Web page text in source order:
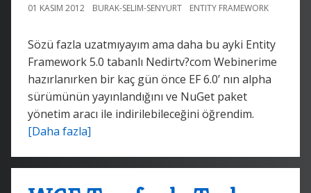
01 KASIM 2012 BURAK-SELIM-SENYURT ENTITY FRAMEWORK
Sözü fazla uzatmıyayım ama daha bu ayki Entity
Framework 5.0 tabanlı Nedirtv?com Webinerime
hazırlanırken bir kaç gün önce EF 6.0’ nın alpha
sürümünün yayınlandığını ve NuGet paket
yönetim aracı ile indirilebileceğini öğrendim.
[Daha fazla]